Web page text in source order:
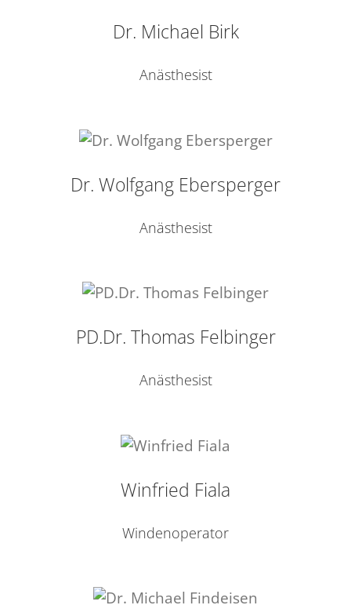
Dr. Michael Birk
Anästhesist
Dr. Wolfgang Ebersperger
Anästhesist
PD.Dr. Thomas Felbinger
Anästhesist
Winfried Fiala
Windenoperator